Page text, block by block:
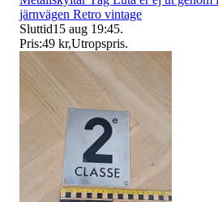
järnvägen Retro vintage
Sluttid15 aug 19:45.
Pris:49 kr,Utropspris.